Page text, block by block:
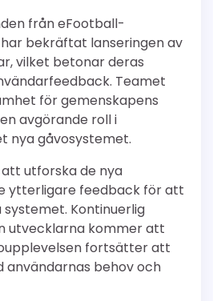
från eFootball-
bekräftat lanseringen av
vilket betonar deras
Teamet
för gemenskapens
avgörande roll i
nya gåvosystemet.
utforska de nya
ytterligare feedback för att
Kontinuerlig
utvecklarna kommer att
fortsätter att
användarnas behov och